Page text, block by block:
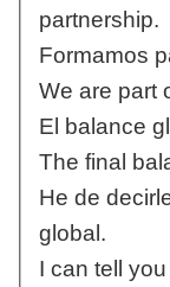
partnership.
Formamos
We are part
El balance
The final
He de
global.
I can tell